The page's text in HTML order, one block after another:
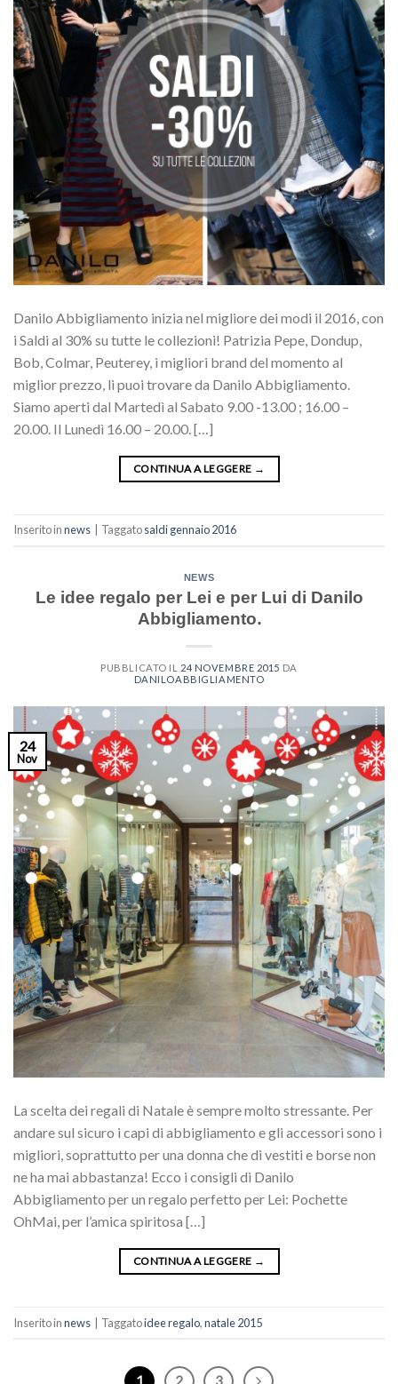
Danilo Abbigliamento inizia nel migliore dei modi il 2016, con
i Saldi al 30% su tutte le collezioni! Patrizia Pepe, Dondup,
Bob, Colmar, Peuterey, i migliori brand del momento al
miglior prezzo, li puoi trovare da Danilo Abbigliamento.
Siamo aperti dal Martedì al Sabato 9.00 -13.00 ; 16.00 –
20.00. Il Lunedì 16.00 – 20.00. […]
CONTINUA A LEGGERE →
Inserito innews Taggatosaldi gennaio 2016
NEWS
Le idee regalo per Lei e per Lui di Danilo
Abbigliamento.
PUBBLICATO IL 24 NOVEMBRE 2015 DA
DANILOABBIGLIAMENTO
24
Nov
La scelta dei regali di Natale è sempre molto stressante. Per
andare sul sicuro i capi di abbigliamento e gli accessori sono i
migliori, soprattutto per una donna che di vestiti e borse non
ne ha mai abbastanza! Ecco i consigli di Danilo
Abbigliamento per un regalo perfetto per Lei: Pochette
OhMai, per l’amica spiritosa […]
CONTINUA A LEGGERE →
Inserito innews Taggatoidee regalo,natale 2015
1 2 3